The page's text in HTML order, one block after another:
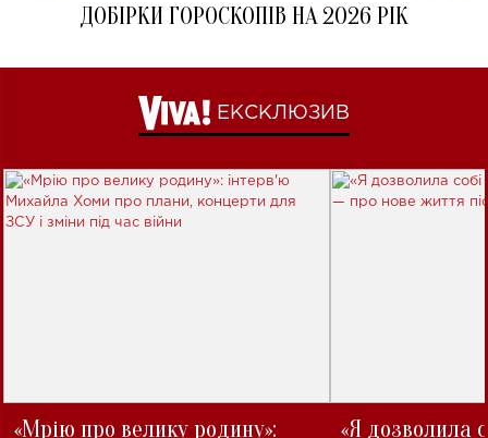
ДОБІРКИ ГОРОСКОПІВ НА 2026 РІК
ЕКСКЛЮЗИВ
«Мрію про велику родину»: «Я дозволила